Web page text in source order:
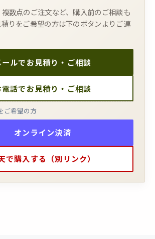
数点のご注文など、購入前のご相談も
りをご希望の方は下のボタンよりご連
ールでお見積り・ご相談
電話でお見積り・ご相談
ご希望の方
オンライン決済
で購入する（別リンク）